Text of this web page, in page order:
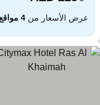
عرض الأسعار من4 مواقع